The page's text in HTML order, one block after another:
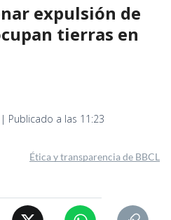
expulsión de
tierras en
Publicado a las 11:23
Ética y transparencia de BBCL